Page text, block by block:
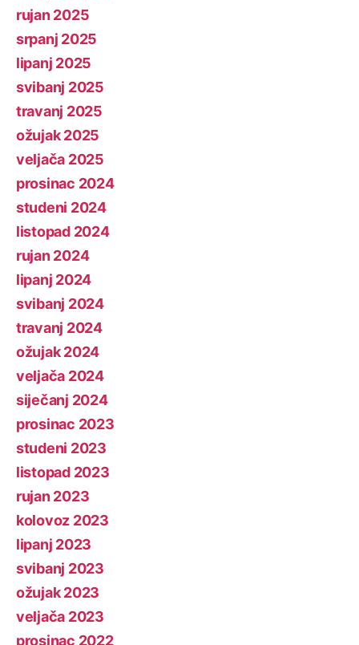
rujan 2025
srpanj 2025
lipanj 2025
svibanj 2025
travanj 2025
ožujak 2025
veljača 2025
prosinac 2024
studeni 2024
listopad 2024
rujan 2024
lipanj 2024
svibanj 2024
travanj 2024
ožujak 2024
veljača 2024
siječanj 2024
prosinac 2023
studeni 2023
listopad 2023
rujan 2023
kolovoz 2023
lipanj 2023
svibanj 2023
ožujak 2023
veljača 2023
prosinac 2022